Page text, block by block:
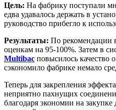
Цель: На фабрику поступали
едва удавалось держать в
руководство прибегло к
Результаты: По рекомендации
оценкам на 95-100%. Затем в
Multibac повысилось качество
сэкономило фабрике немало
Теперь для закрепления
неприятно пахнущих
благодаря экономии на